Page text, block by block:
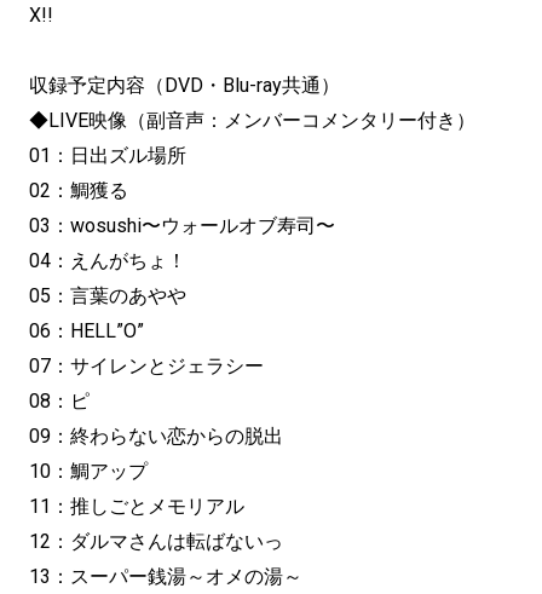
X!!
収録予定内容（DVD・Blu-ray共通）
◆LIVE映像（副音声：メンバーコメンタリー付き）
01：日出ズル場所
02：鯛獲る
03：wosushi〜ウォールオブ寿司〜
04：えんがちょ！
05：言葉のあやや
06：HELL”O”
07：サイレンとジェラシー
08：ピ
09：終わらない恋からの脱出
10：鯛アップ
11：推しごとメモリアル
12：ダルマさんは転ばないっ
13：スーパー銭湯～オメの湯～